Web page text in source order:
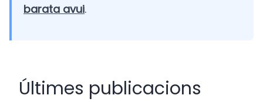
barata avui.
Últimes publicacions